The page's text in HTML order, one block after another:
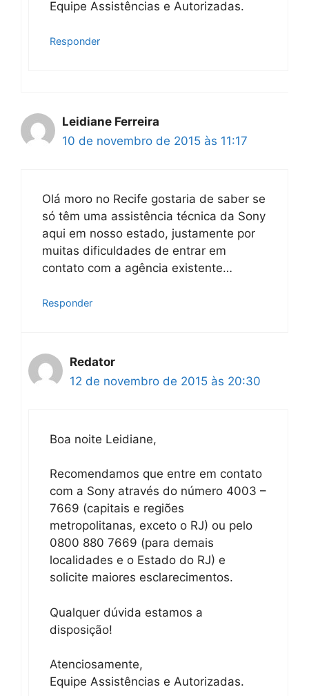
Equipe Assistências e Autorizadas.
Responder
Leidiane Ferreira
10 de novembro de 2015 às 11:17
Olá moro no Recife gostaria de saber se
só têm uma assistência técnica da Sony
aqui em nosso estado, justamente por
muitas dificuldades de entrar em
contato com a agência existente…
Responder
Redator
12 de novembro de 2015 às 20:30
Boa noite Leidiane,
Recomendamos que entre em contato
com a Sony através do número 4003 –
7669 (capitais e regiões
metropolitanas, exceto o RJ) ou pelo
0800 880 7669 (para demais
localidades e o Estado do RJ) e
solicite maiores esclarecimentos.
Qualquer dúvida estamos a
disposição!
Atenciosamente,
Equipe Assistências e Autorizadas.